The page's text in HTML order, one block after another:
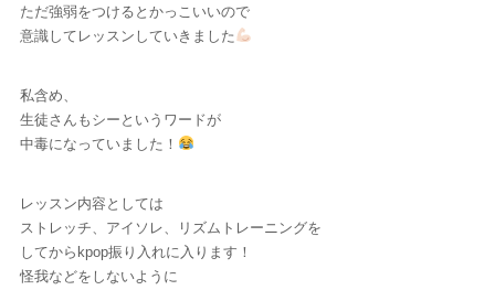
ただ強弱をつけるとかっこいいので
意識してレッスンしていきました
私含め、
生徒さんもシーというワードが
中毒になっていました！
レッスン内容としては
ストレッチ、アイソレ、リズムトレーニングを
してからkpop振り入れに入ります！
怪我などをしないように